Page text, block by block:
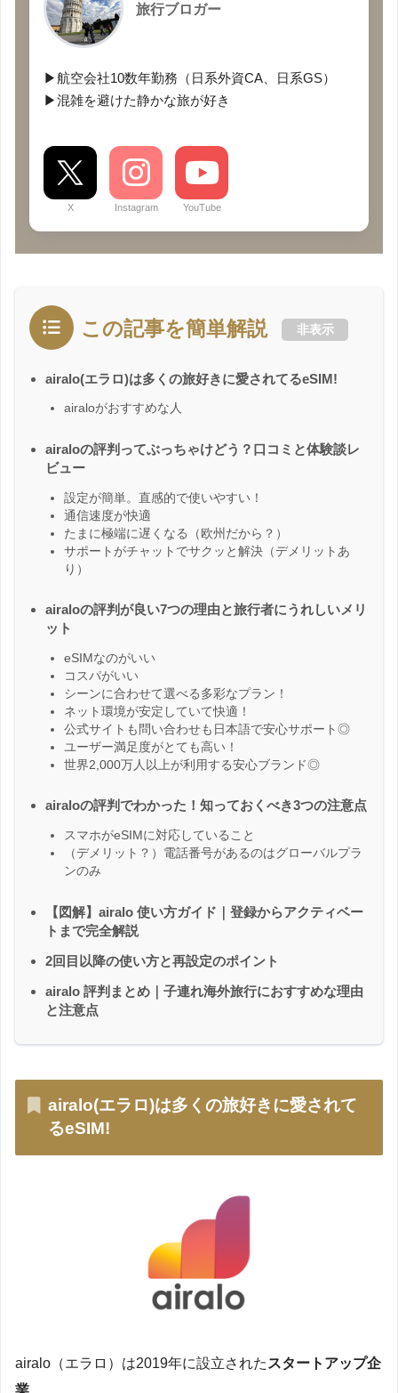
旅行ブロガー
▶航空会社10数年勤務（日系外資CA、日系GS）
▶混雑を避けた静かな旅が好き
X Instagram YouTube
この記事を簡単解説 非表示
airalo(エラロ)は多くの旅好きに愛されてるeSIM!
airaloがおすすめな人
airaloの評判ってぶっちゃけどう？口コミと体験談レ
ビュー
設定が簡単。直感的で使いやすい！
通信速度が快適
たまに極端に遅くなる（欧州だから？）
サポートがチャットでサクッと解決（デメリットあ
り）
airaloの評判が良い7つの理由と旅行者にうれしいメリ
ット
eSIMなのがいい
コスパがいい
シーンに合わせて選べる多彩なプラン！
ネット環境が安定していて快適！
公式サイトも問い合わせも日本語で安心サポート◎
ユーザー満足度がとても高い！
世界2,000万人以上が利用する安心ブランド◎
airaloの評判でわかった！知っておくべき3つの注意点
スマホがeSIMに対応していること
（デメリット？）電話番号があるのはグローバルプラ
ンのみ
【図解】airalo 使い方ガイド｜登録からアクティベー
トまで完全解説
2回目以降の使い方と再設定のポイント
airalo 評判まとめ｜子連れ海外旅行におすすめな理由
と注意点
airalo(エラロ)は多くの旅好きに愛されて
るeSIM!
airalo（エラロ）は2019年に設立された スタートアップ企